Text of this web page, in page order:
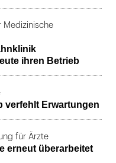
Medizinische
ihren Betrieb
verfehlt Erwartungen
für Ärzte
erneut überarbeitet